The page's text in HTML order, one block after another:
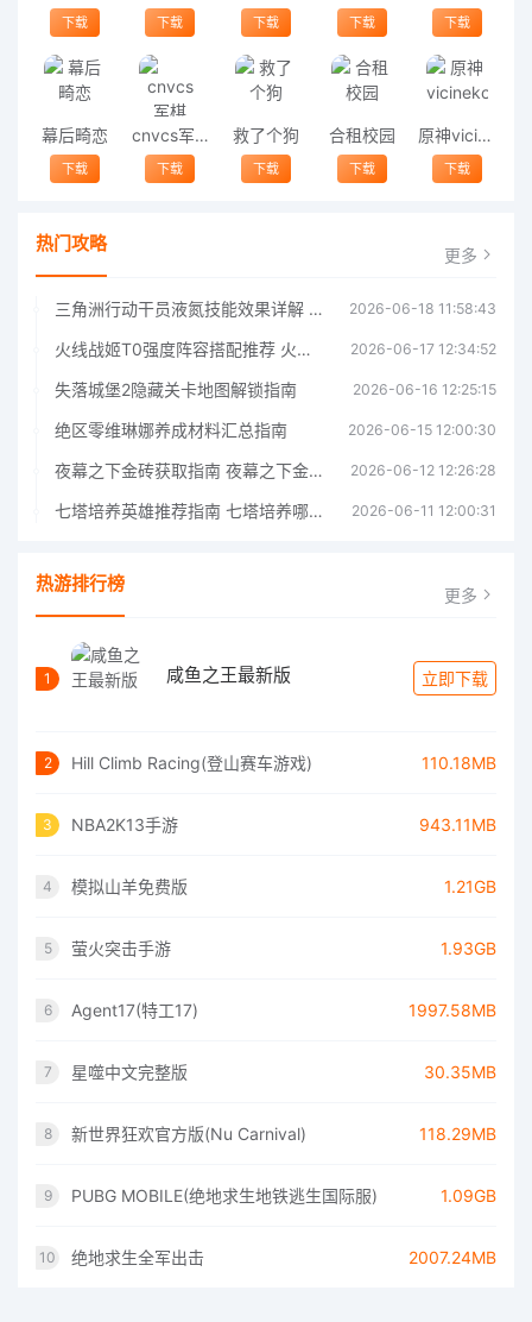
下载 下载 下载 下载 下载
幕后畸恋
下载
cnvcs军棋
下载
救了个狗
下载
合租校园
下载
原神vicineko
下载
热门攻略 更多
三角洲行动干员液氮技能效果详解 三角洲行动干员液氮技能介绍 2026-06-18 11:58:43
火线战姬T0强度阵容搭配推荐 火线战姬T0强度阵容哪个好 2026-06-17 12:34:52
失落城堡2隐藏关卡地图解锁指南 2026-06-16 12:25:15
绝区零维琳娜养成材料汇总指南 2026-06-15 12:00:30
夜幕之下金砖获取指南 夜幕之下金砖获取方法 2026-06-12 12:26:28
七塔培养英雄推荐指南 七塔培养哪个英雄好 2026-06-11 12:00:31
热游排行榜 更多
1 咸鱼之王最新版 立即下载
2 Hill Climb Racing(登山赛车游戏) 110.18MB
3 NBA2K13手游 943.11MB
4 模拟山羊免费版 1.21GB
5 萤火突击手游 1.93GB
6 Agent17(特工17) 1997.58MB
7 星噬中文完整版 30.35MB
8 新世界狂欢官方版(Nu Carnival) 118.29MB
9 PUBG MOBILE(绝地求生地铁逃生国际服) 1.09GB
10 绝地求生全军出击 2007.24MB